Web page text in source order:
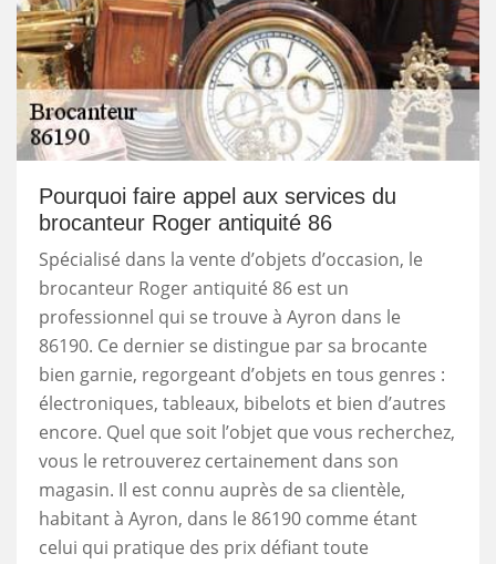
Pourquoi faire appel aux services du
brocanteur Roger antiquité 86
Spécialisé dans la vente d’objets d’occasion, le
brocanteur Roger antiquité 86 est un
professionnel qui se trouve à Ayron dans le
86190. Ce dernier se distingue par sa brocante
bien garnie, regorgeant d’objets en tous genres :
électroniques, tableaux, bibelots et bien d’autres
encore. Quel que soit l’objet que vous recherchez,
vous le retrouverez certainement dans son
magasin. Il est connu auprès de sa clientèle,
habitant à Ayron, dans le 86190 comme étant
celui qui pratique des prix défiant toute